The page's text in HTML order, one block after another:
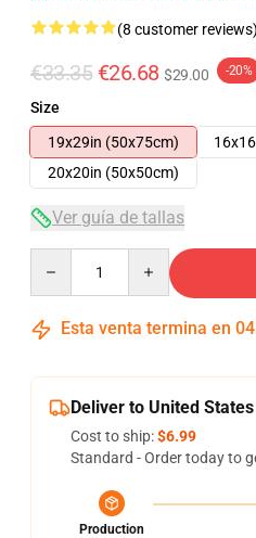
(8 customer
€33.35 €26.68 $29.00 -20%
Size
19x29in (50x75cm)
20x20in (50x50cm)
Ver guía de tallas
Esta venta termina en 04
Deliver to United States
Cost to ship:$6.99
Standard - Order today to
Production